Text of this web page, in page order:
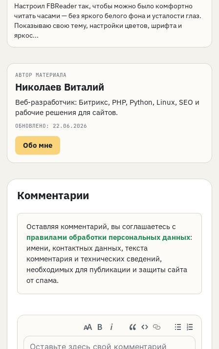
Настроил FBReader так, чтобы можно было комфортно
читать часами — без яркого белого фона и усталости глаз.
Показываю свою тему, настройки цветов, шрифта и
яркос...
АВТОР МАТЕРИАЛА
Николаев Виталий
Веб-разработчик: Битрикс, PHP, Python, Linux, SEO и
рабочие решения для сайтов.
ОБНОВЛЕНО: 22.06.2026
Обо мне
Комментарии
Оставляя комментарий, вы соглашаетесь с
правилами обработки персональных данных:
имени, контактных данных, текста
комментария и технических сведений,
необходимых для публикации и защиты сайта
от спама.